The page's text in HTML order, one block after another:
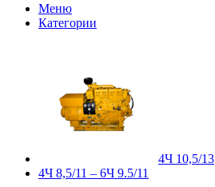
Меню
Категории
4Ч 10,5/13
4Ч 8,5/11 – 6Ч 9.5/11